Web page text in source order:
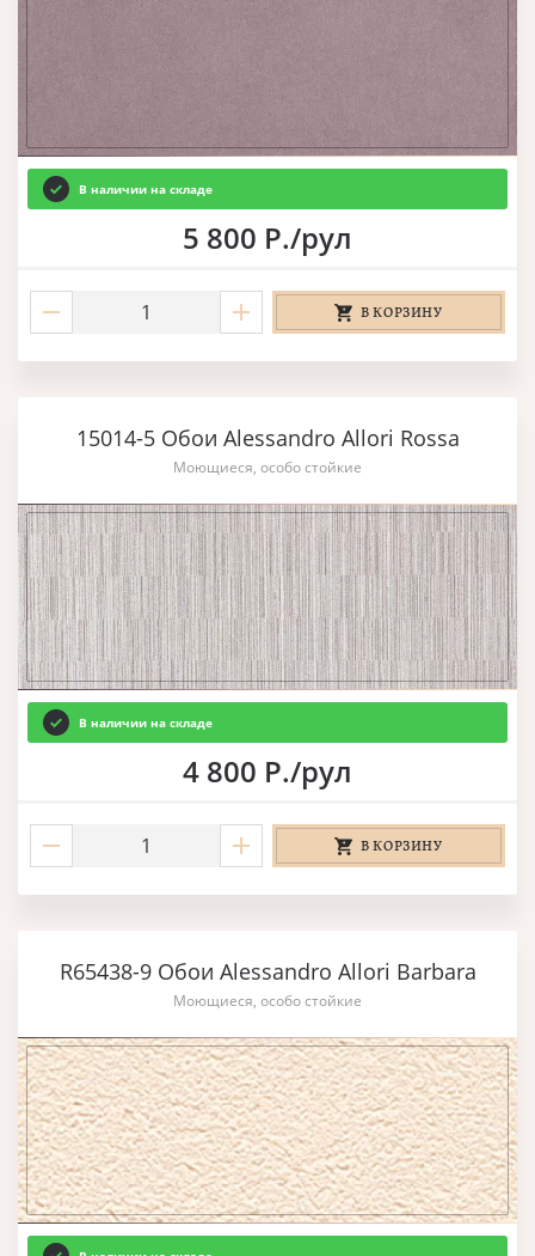
В наличии на складе
5 800 Р./рул
В КОРЗИНУ
15014-5 Обои Alessandro Allori Rossa
Моющиеся, особо стойкие
В наличии на складе
4 800 Р./рул
В КОРЗИНУ
R65438-9 Обои Alessandro Allori Barbara
Моющиеся, особо стойкие